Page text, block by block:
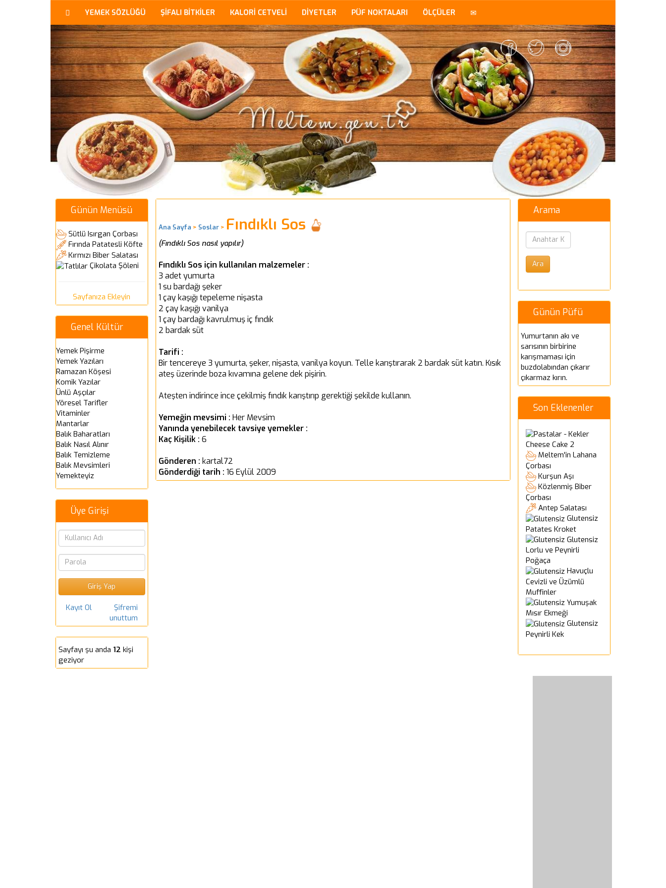
YEMEK SÖZLÜĞÜ ŞİFALI BİTKİLER KALORİ CETVELİ DİYETLER PÜF NOKTALARI ÖLÇÜLER
Ana Sayfa > Soslar> Fındıklı Sos
(Fındıklı Sos nasıl yapılır)
Fındıklı Sos için kullanılan malzemeler :
3 adet yumurta
1 su bardağı şeker
1 çay kaşığı tepeleme nişasta
2 çay kaşığı vanilya
1 çay bardağı kavrulmuş iç fındık
2 bardak süt
Tarifi :
Bir tencereye 3 yumurta, şeker, nişasta, vanilya koyun. Telle karıştırarak 2 bardak süt katın. Kısık
ateş üzerinde boza kıvamına gelene dek pişirin.
Ateşten indirince ince çekilmiş fındık karıştırıp gerektiği şekilde kullanın.
Yemeğin mevsimi : Her Mevsim
Yanında yenebilecek tavsiye yemekler :
Kaç Kişilik : 6
Gönderen : kartal72
Gönderdiği tarih : 16 Eylül 2009
Günün Menüsü
Sütlü Isırgan Çorbası
Fırında Patatesli Köfte
Kırmızı Biber Salatası
Çikolata Şöleni
Sayfanıza Ekleyin
Genel Kültür
Yemek Pişirme
Yemek Yazıları
Ramazan Köşesi
Komik Yazılar
Ünlü Aşçılar
Yöresel Tarifler
Vitaminler
Mantarlar
Balık Baharatları
Balık Nasıl Alınır
Balık Temizleme
Balık Mevsimleri
Yemekteyiz
Üye Girişi
Kayıt Ol
Şifremi
unuttum
Sayfayı şu anda 12 kişi
geziyor
Arama
Günün Püfü
Yumurtanın akı ve
sarısının birbirine
karışmaması için
buzdolabından çıkarır
çıkarmaz kırın.
Son Eklenenler
Cheese Cake 2
Meltem'in Lahana
Çorbası
Kurşun Aşı
Közlenmiş Biber
Çorbası
Antep Salatası
Glutensiz
Patates Kroket
Glutensiz
Lorlu ve Peynirli
Poğaça
Havuçlu
Cevizli ve Üzümlü
Muffinler
Yumuşak
Mısır Ekmeği
Glutensiz
Peynirli Kek